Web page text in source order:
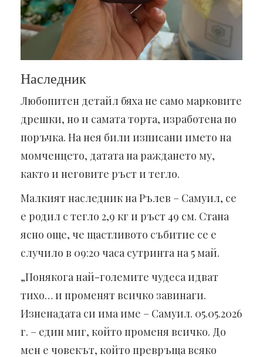
Наследник
Любопитен детайл бяха не само марковите
дрешки, но и самата торта, изработена по
поръчка. На нея били изписани името на
момченцето, датата на раждането му,
както и неговите ръст и тегло.
Малкият наследник на Рълев – Самуил, се
е родил с тегло 2,9 кг и ръст 49 см. Стана
ясно още, че щастливото събитие се е
случило в 09:20 часа сутринта на 5 май.
„Понякога най-големите чудеса идват
тихо… и променят всичко завинаги.
Изненадата си има име – Самуил. 05.05.2026
г. – един миг, който променя всичко. До
мен е човекът, който превръща всяко